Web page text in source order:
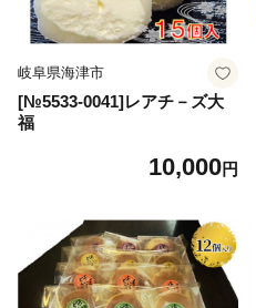
岐阜県海津市
[№5533-0041]レアチ－ズ大
福
10,000円